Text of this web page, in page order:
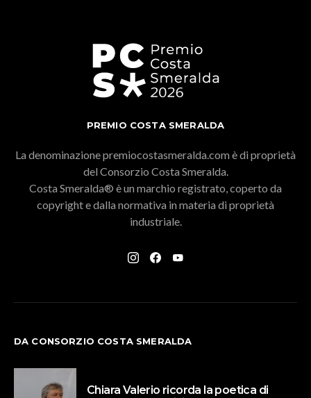
PREMIO COSTA SMERALDA
La denominazione premiocostasmeralda.com è di proprietà
del Consorzio Costa Smeralda.
Costa Smeralda® è un marchio registrato, coperto da
copyright e dalla normativa in materia di proprietà
industriale.
DA CONSORZIO COSTA SMERALDA
Chiara Valerio ricorda la poetica di